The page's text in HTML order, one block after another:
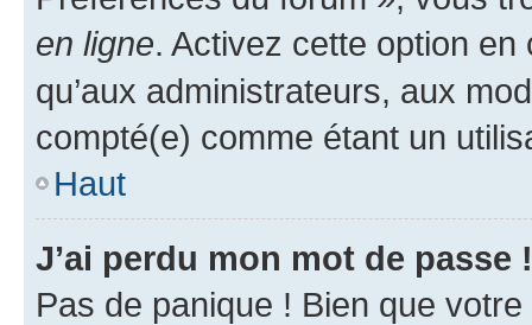
en ligne. Activez cette option
qu’aux administrateurs, aux
compté(e) comme étant un
Haut
J’ai perdu mon mot de passe !
Pas de panique ! Bien que